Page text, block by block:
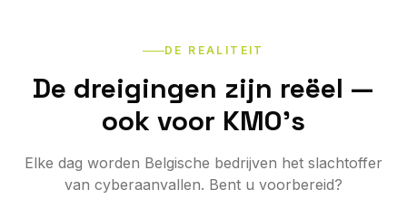
DE REALITEIT
De dreigingen zijn reëel —
ook voor KMO's
Elke dag worden Belgische bedrijven het slachtoffer
van cyberaanvallen. Bent u voorbereid?